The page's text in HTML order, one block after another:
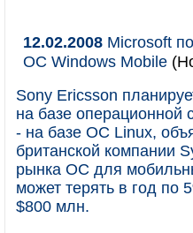
12.02.2008 Microsoft
ОС Windows Mobile
Sony Ericsson
на базе
- на базе ОС Linux,
британской компании
рынка ОС для
может терять в год по
$800 млн.